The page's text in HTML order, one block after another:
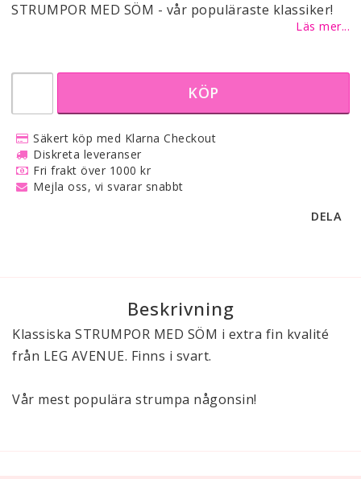
STRUMPOR MED SÖM - vår populäraste klassiker!
Läs mer...
KÖP
Säkert köp med Klarna Checkout
Diskreta leveranser
Fri frakt över 1000 kr
Mejla oss, vi svarar snabbt
DELA
Beskrivning
Klassiska STRUMPOR MED SÖM i extra fin kvalité
från LEG AVENUE. Finns i svart.
Vår mest populära strumpa någonsin!